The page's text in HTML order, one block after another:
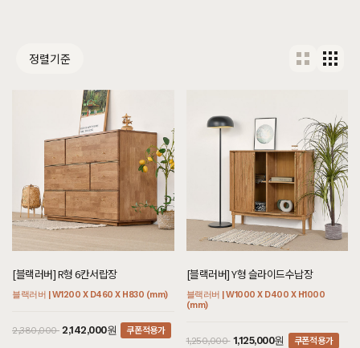
정렬기준
[블랙러버] R형 6칸서랍장
블랙러버 | W1200 X D460 X H830 (mm)
2,380,000 2,142,000원 쿠폰적용가
[블랙러버] Y형 슬라이드수납장
블랙러버 | W1000 X D400 X H1000
(mm)
1,250,000 1,125,000원 쿠폰적용가